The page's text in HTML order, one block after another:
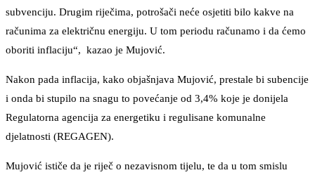
subvenciju. Drugim riječima, potrošači neće osjetiti bilo kakve na
računima za električnu energiju. U tom periodu računamo i da ćemo
oboriti inflaciju“, kazao je Mujović.
Nakon pada inflacija, kako objašnjava Mujović, prestale bi subencije
i onda bi stupilo na snagu to povećanje od 3,4% koje je donijela
Regulatorna agencija za energetiku i regulisane komunalne
djelatnosti (REGAGEN).
Mujović ističe da je riječ o nezavisnom tijelu, te da u tom smislu